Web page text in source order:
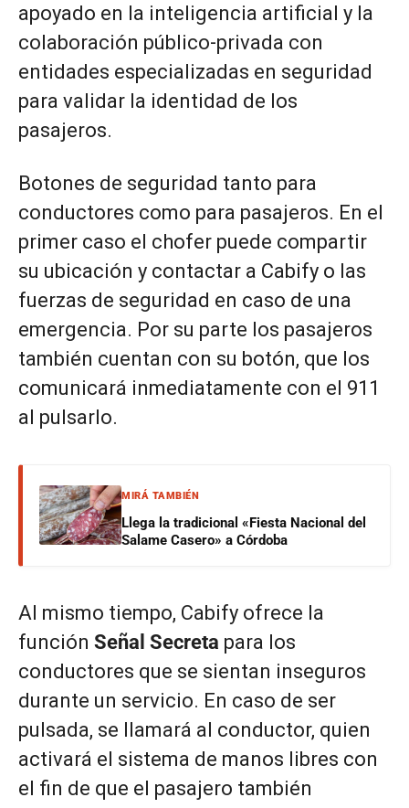
apoyado en la inteligencia artificial y la
colaboración público-privada con
entidades especializadas en seguridad
para validar la identidad de los
pasajeros.
Botones de seguridad tanto para
conductores como para pasajeros. En el
primer caso el chofer puede compartir
su ubicación y contactar a Cabify o las
fuerzas de seguridad en caso de una
emergencia. Por su parte los pasajeros
también cuentan con su botón, que los
comunicará inmediatamente con el 911
al pulsarlo.
MIRÁ TAMBIÉN
Llega la tradicional «Fiesta Nacional del
Salame Casero» a Córdoba
Al mismo tiempo, Cabify ofrece la
función Señal Secreta para los
conductores que se sientan inseguros
durante un servicio. En caso de ser
pulsada, se llamará al conductor, quien
activará el sistema de manos libres con
el fin de que el pasajero también